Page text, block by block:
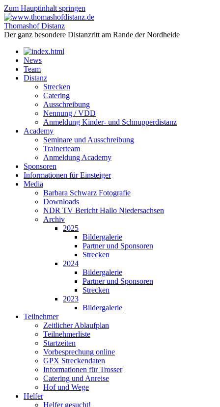
Zum Hauptinhalt springen
Thomashof Distanz
Der ganz besondere Distanzritt am Rande der Nordheide
News
Team
Distanz
Strecken
Catering
Ausschreibung
Nennung / VDD
Anmeldung Kinder- und Schnupperdistanz
Academy
Seminare und Ausschreibung
Trainerteam
Anmeldung Academy
Sponsoren
Informationen für Einsteiger
Media
Barbara Schwarz Fotografie
Downloads
NDR TV Bericht Hallo Niedersachsen
Archiv
2025
Bildergalerie
Partner und Sponsoren
Strecken
2024
Bildergalerie
Partner und Sponsoren
Strecken
2023
Bildergalerie
Teilnehmer
Zeitlicher Ablaufplan
Teilnehmerliste
Startzeiten
Vorbesprechung online
GPX Streckendaten
Informationen für Trosser
Catering und Anreise
Hof und Wege
Helfer
Helfer gesucht!